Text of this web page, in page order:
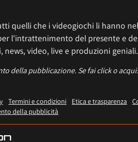
quelli che i videogiochi li hanno
l'intrattenimento del presente e
video, live e produzioni geniali.
della pubblicazione. Se fai click o
Termini e condizioni Etica e trasparenza
della pubblicità